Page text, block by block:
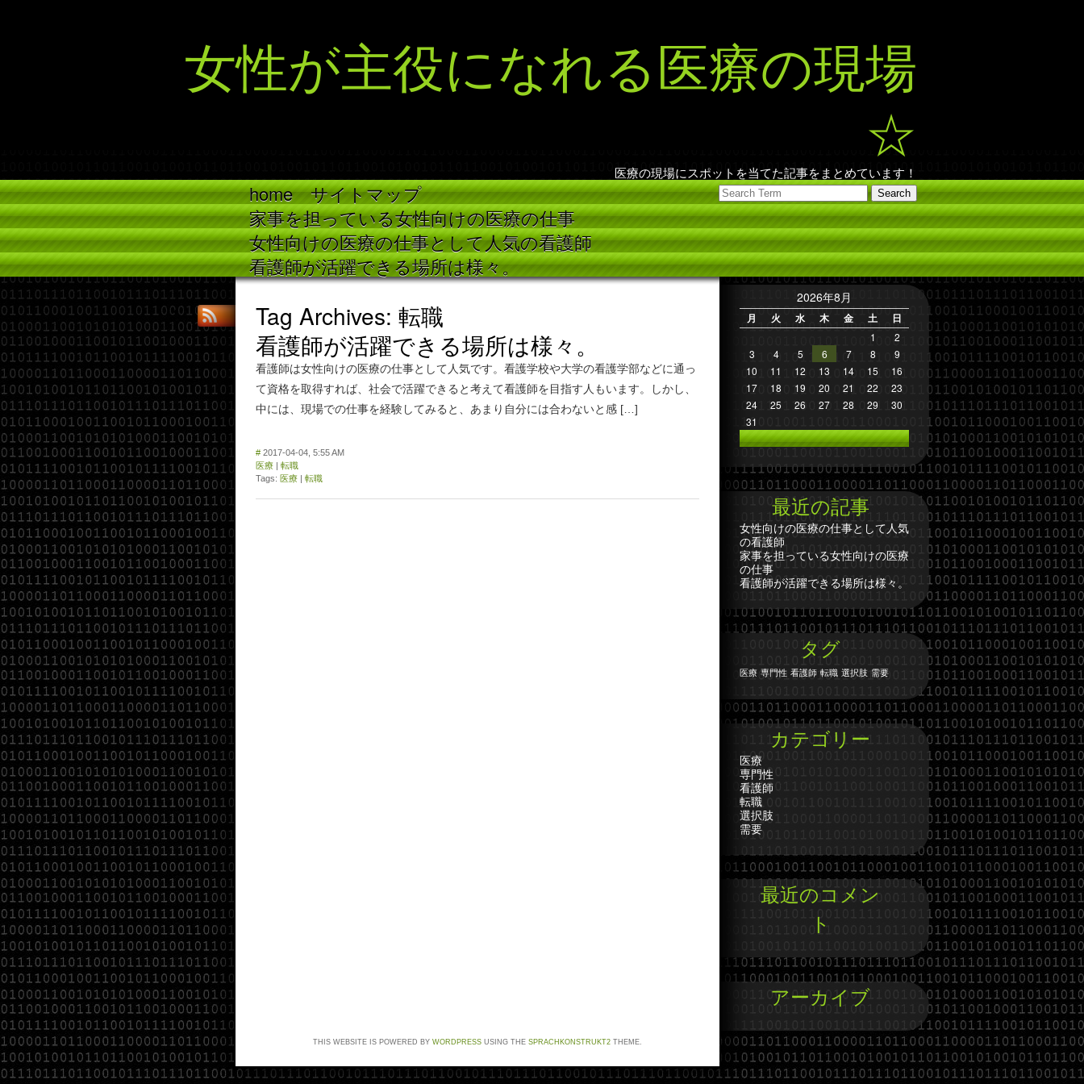
女性が主役になれる医療の現場
☆
医療の現場にスポットを当てた記事をまとめています！
home
サイトマップ
家事を担っている女性向けの医療の仕事
女性向けの医療の仕事として人気の看護師
看護師が活躍できる場所は様々。
Tag Archives: 転職
看護師が活躍できる場所は様々。
看護師は女性向けの医療の仕事として人気です。看護学校や大学の看護学部などに通っ
て資格を取得すれば、社会で活躍できると考えて看護師を目指す人もいます。しかし、
中には、現場での仕事を経験してみると、あまり自分には合わないと感 […]
# 2017-04-04, 5:55 AM
医療 | 転職
Tags: 医療 | 転職
2026年8月
月 火 水 木 金 土 日
1
2
3
4 5 6 7 8
9
10
11 12 13 14 15
16
17
18 19 20 21 22
23
24
25 26 27 28 29
30
31
最近の記事
女性向けの医療の仕事として人気
の看護師
家事を担っている女性向けの医療
の仕事
看護師が活躍できる場所は様々。
タグ
医療 専門性 看護師 転職 選択肢 需要
カテゴリー
医療
専門性
看護師
転職
選択肢
需要
最近のコメン
ト
アーカイブ
THIS WEBSITE IS POWERED BY WORDPRESS USING THE SPRACHKONSTRUKT2 THEME.